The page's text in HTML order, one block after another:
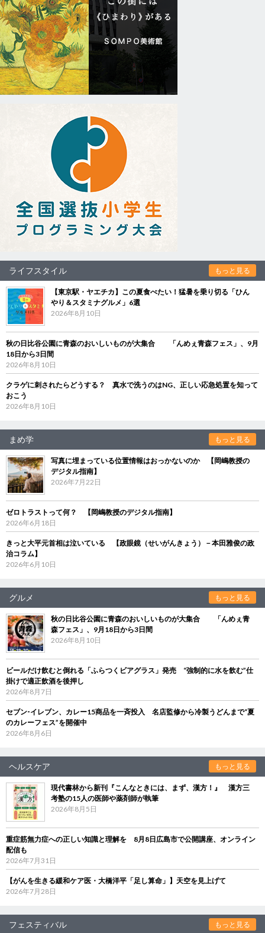
ライフスタイル もっと見る
【東京駅・ヤエチカ】この夏食べたい！猛暑を乗り切る「ひん
やり＆スタミナグルメ」6選
2026年8月10日
秋の日比谷公園に青森のおいしいものが大集合 「んめぇ青森フェス」、9月
18日から3日間
2026年8月10日
クラゲに刺されたらどうする？ 真水で洗うのはNG、正しい応急処置を知って
おこう
2026年8月10日
まめ学 もっと見る
写真に埋まっている位置情報はおっかないのか 【岡嶋教授の
デジタル指南】
2026年7月22日
ゼロトラストって何？ 【岡嶋教授のデジタル指南】
2026年6月18日
きっと大平元首相は泣いている 【政眼鏡（せいがんきょう）－本田雅俊の政
治コラム】
2026年6月10日
グルメ もっと見る
秋の日比谷公園に青森のおいしいものが大集合 「んめぇ青
森フェス」、9月18日から3日間
2026年8月10日
ビールだけ飲むと倒れる「ふらつくビアグラス」発売 “強制的に水を飲む”仕
掛けで適正飲酒を後押し
2026年8月7日
セブン‐イレブン、カレー15商品を一斉投入 名店監修から冷製うどんまで“夏
のカレーフェス”を開催中
2026年8月6日
ヘルスケア もっと見る
現代書林から新刊『こんなときには、まず、漢方！』 漢方三
考塾の15人の医師や薬剤師が執筆
2026年8月5日
重症筋無力症への正しい知識と理解を 8月8日広島市で公開講座、オンライン
配信も
2026年7月31日
【がんを生きる緩和ケア医・大橋洋平「足し算命」】天空を見上げて
2026年7月28日
フェスティバル もっと見る